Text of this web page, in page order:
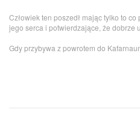
Człowiek ten poszedł mając tylko to
jego serca i potwierdzające, że dobrze
Gdy przybywa z powrotem do